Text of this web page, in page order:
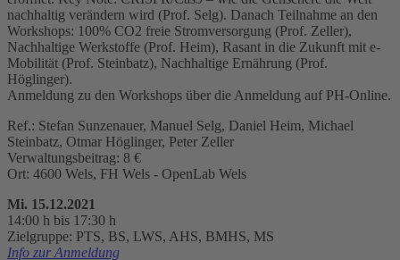
nachhaltig verändern wird (Prof. Selg). Danach Teilnahme an den
Workshops: 100% CO2 freie Stromversorgung (Prof. Zeller),
Nachhaltige Werkstoffe (Prof. Heim), Rasant in die Zukunft mit e-
Mobilität (Prof. Steinbatz), Nachhaltige Ernährung (Prof.
Höglinger).
Anmeldung zu den Workshops über die Anmeldung auf PH-Online.
Ref.: Stefan Sunzenauer, Manuel Selg, Daniel Heim, Michael
Steinbatz, Otmar Höglinger, Peter Zeller
Verwaltungsbeitrag: 8 €
Ort: 4600 Wels, FH Wels - OpenLab Wels
Mi. 15.12.2021
14:00 h bis 17:30 h
Zielgruppe: PTS, BS, LWS, AHS, BMHS, MS
Info zur Anmeldung